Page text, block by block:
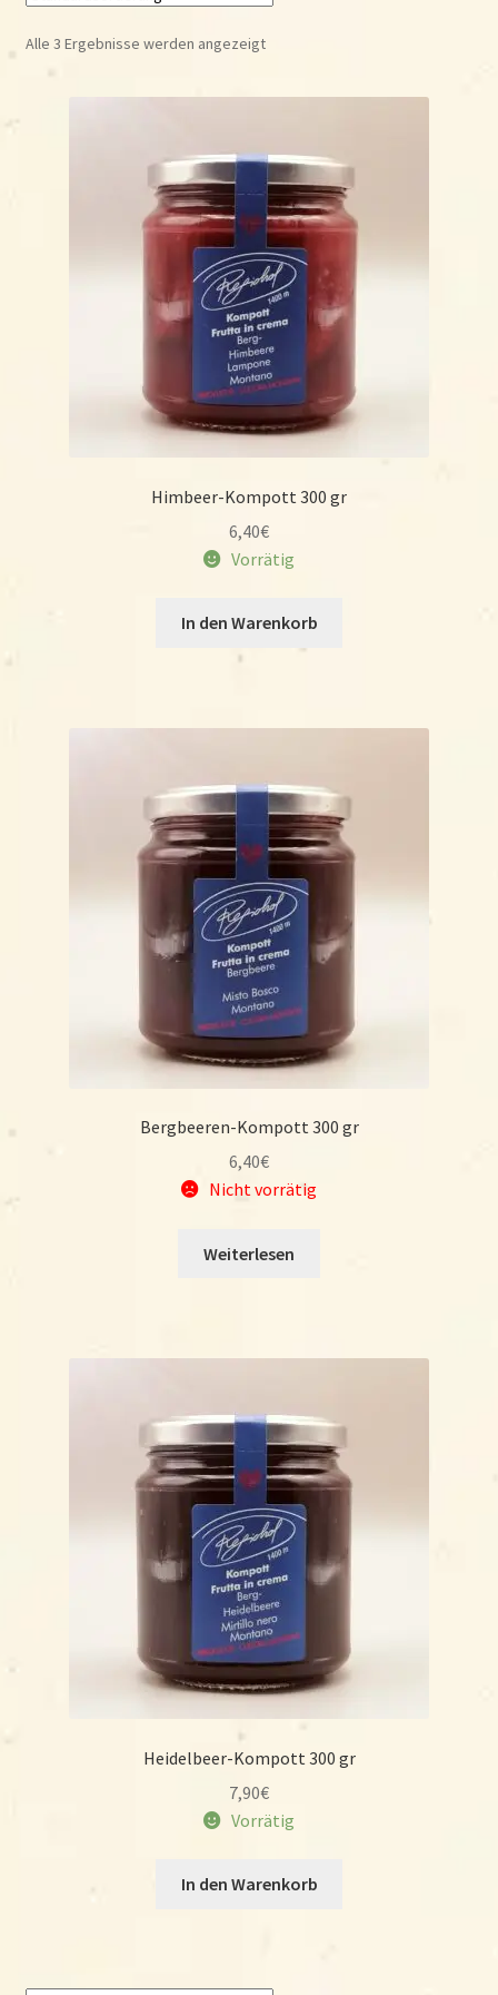
Fruchtaufstriche
Früchtesenf – Chutneys – Mostarde
Fruchtkompotte
Alkoholische Getränke
Alle 3 Ergebnisse werden angezeigt
Himbeer-Kompott 300 gr
6,40€
Vorrätig
In den Warenkorb
Bergbeeren-Kompott 300 gr
6,40€
Nicht vorrätig
Weiterlesen
Heidelbeer-Kompott 300 gr
7,90€
Vorrätig
In den Warenkorb